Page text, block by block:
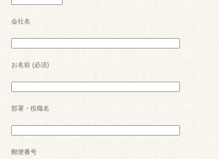
会社名
お名前 (必須)
部署・役職名
郵便番号